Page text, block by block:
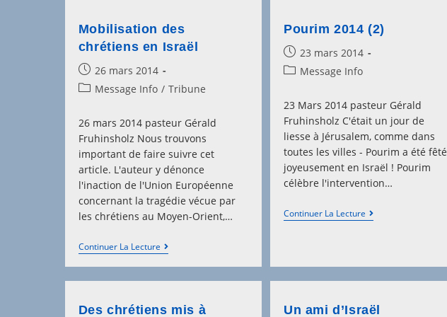
Mobilisation des
chrétiens en Israël
Post
published:
26 mars 2014
PostMessage Info / Tribune
26 mars 2014 pasteur Gérald
Fruhinsholz Nous trouvons
important de faire suivre cet
article. L'auteur y dénonce
l'inaction de l'Union Européenne
concernant la tragédie vécue par
les chrétiens au Moyen-Orient,…
Continuer La LectureMobilisation
Des
Chrétiens
En
Pourim 2014 (2)
Post
published:
23 mars 2014
PostMessage Info
23 Mars 2014 pasteur Gérald
Fruhinsholz C'était un jour de
liesse à Jérusalem, comme dans
toutes les villes - Pourim a été fêté
joyeusement en Israël ! Pourim
célèbre l'intervention…
Continuer La Lecture Pourim
2014
Des chrétiens mis à Un ami d’Israël